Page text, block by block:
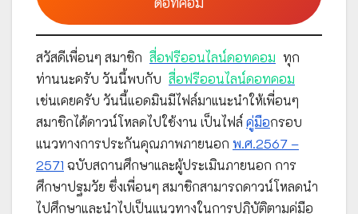
สวัสดีเพื่อนๆ สมาชิก สื่อฟรีออนไลน์ดอทคอม ทุก
ท่านนะครับ วันนี้พบกับ สื่อฟรีออนไลน์ดอทคอม
เช่นเคยครับ วันนี้แอดมินมีไฟล์มาแนะนำให้เพื่อนๆ
สมาชิกได้ดาวน์โหลดไปใช้งาน เป็นไฟล์ คู่มือกรอบ
แนวทางการประกันคุณภาพภายนอก พ.ศ.2567 –
2571 ฉบับสถานศึกษาและผู้ประเมินภายนอก การ
ศึกษาปฐมวัย ซึ่งเพื่อนๆ สมาชิกสามารถดาวน์โหลดนำ
ไปศึกษาและนำไปเป็นแนวทางในการปฏิบัติตามคู่มือ